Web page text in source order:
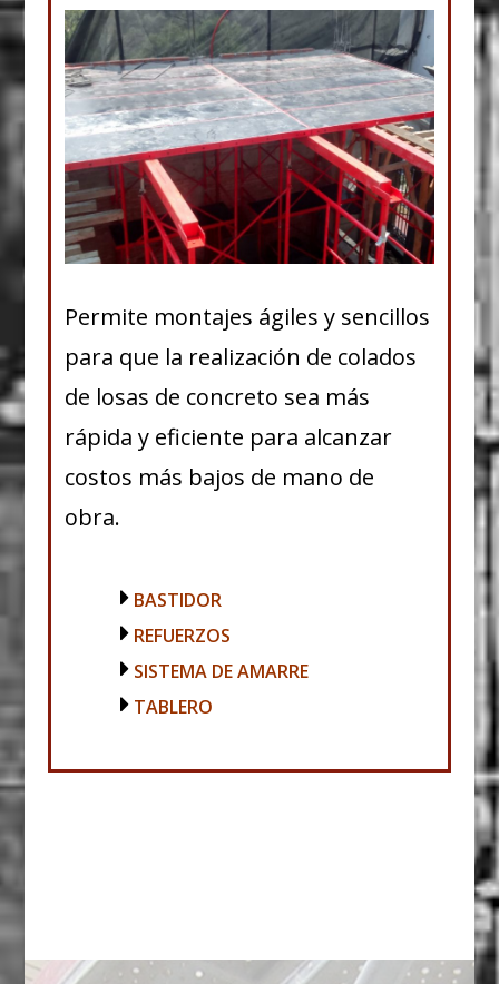
Permite montajes ágiles y sencillos
para que la realización de colados
de losas de concreto sea más
rápida y eficiente para alcanzar
costos más bajos de mano de
obra.
BASTIDOR
REFUERZOS
SISTEMA DE AMARRE
TABLERO